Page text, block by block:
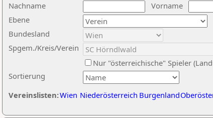
Nachname
Vorname
Ebene
Sortierung
Bundesland
Spgem./Kreis/Verein
Nur "österreichische" Spieler
Vereinslisten:Wien Niederösterreich Burgenland